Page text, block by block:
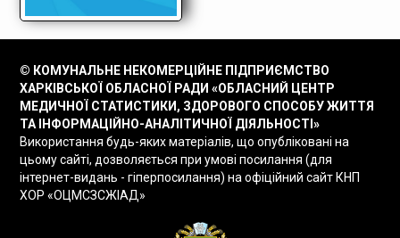
© КОМУНАЛЬНЕ НЕКОМЕРЦІЙНЕ ПІДПРИЄМСТВО
ХАРКІВСЬКОЇ ОБЛАСНОЇ РАДИ «ОБЛАСНИЙ ЦЕНТР
МЕДИЧНОЇ СТАТИСТИКИ, ЗДОРОВОГО СПОСОБУ ЖИТТЯ
ТА ІНФОРМАЦІЙНО-АНАЛІТИЧНОЇ ДІЯЛЬНОСТІ»
Використання будь-яких матеріалів, що опубліковані на
цьому сайті, дозволяється при умові посилання (для
інтернет-видань - гіперпосилання) на офіційний сайт КНП
ХОР «ОЦМСЗСЖІАД»